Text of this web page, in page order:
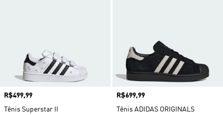
Preço
R$499,99
Tênis Superstar II
Preço
R$699,99
Tênis ADIDAS ORIGINALS